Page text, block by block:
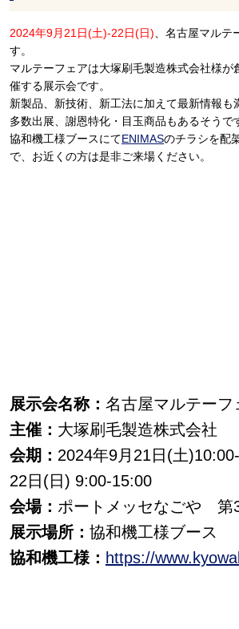
2024年9月21日(土)-22日(日)、名古屋マルテ
す。
マルテーフェアは大塚刷毛製造株式会社様が
催する展示会です。
新製品、新技術、新工法に加えて最新情報も
多数出展、謝恩特化・目玉商品もあるそうで
協和機工様ブースにてENIMASのチラシを配
で、お近くの方は是非ご来場ください。
展示会名称： 名古屋マルテーフ
主催： 大塚刷毛製造株式会社
会期： 2024年9月21日(土
22日(日) 9:00-15:00
会場： ポートメッセなごや 第
展示場所： 協和機工様ブース
協和機工様： https://